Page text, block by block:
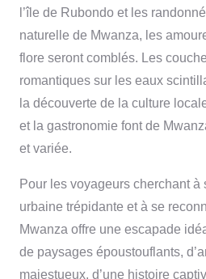
l’île de Rubondo et les
naturelle de Mwanza, les
flore seront comblés. Les
romantiques sur les eaux
la découverte de la culture
et la gastronomie font de
et variée.
Pour les voyageurs cherchant à
urbaine trépidante et à se
Mwanza offre une escapade
de paysages époustouflants,
majestueux, d’une histoire